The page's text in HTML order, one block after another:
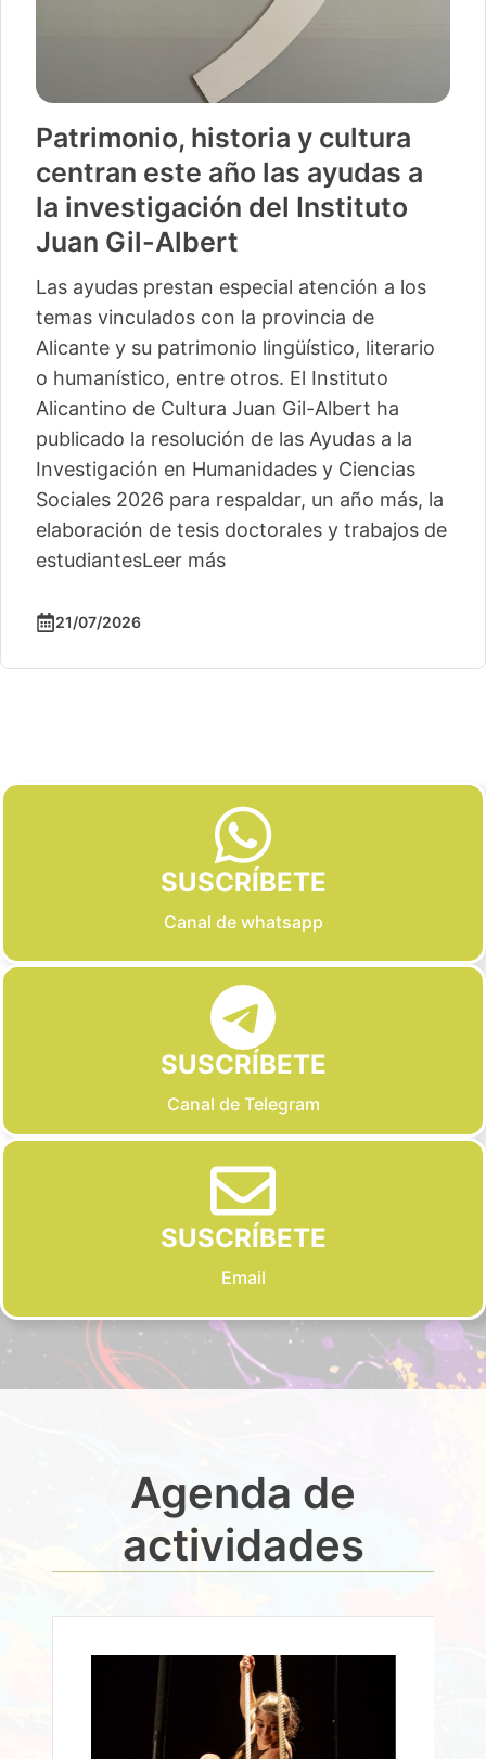
Patrimonio, historia y cultura
centran este año las ayudas a
la investigación del Instituto
Juan Gil-Albert
Las ayudas prestan especial atención a los
temas vinculados con la provincia de
Alicante y su patrimonio lingüístico, literario
o humanístico, entre otros. El Instituto
Alicantino de Cultura Juan Gil-Albert ha
publicado la resolución de las Ayudas a la
Investigación en Humanidades y Ciencias
Sociales 2026 para respaldar, un año más, la
elaboración de tesis doctorales y trabajos de
estudiantesLeer más
21/07/2026
SUSCRÍBETE
Canal de whatsapp
SUSCRÍBETE
Canal de Telegram
SUSCRÍBETE
Email
Agenda de
actividades